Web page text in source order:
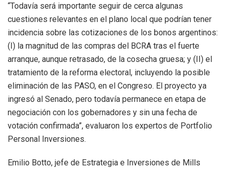
“Todavía será importante seguir de cerca algunas
cuestiones relevantes en el plano local que podrían tener
incidencia sobre las cotizaciones de los bonos argentinos:
(I) la magnitud de las compras del BCRA tras el fuerte
arranque, aunque retrasado, de la cosecha gruesa; y (II) el
tratamiento de la reforma electoral, incluyendo la posible
eliminación de las PASO, en el Congreso. El proyecto ya
ingresó al Senado, pero todavía permanece en etapa de
negociación con los gobernadores y sin una fecha de
votación confirmada”, evaluaron los expertos de Portfolio
Personal Inversiones.
Emilio Botto, jefe de Estrategia e Inversiones de Mills